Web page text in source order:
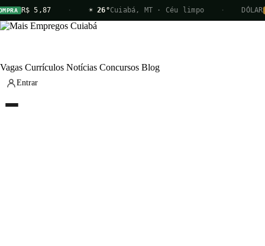
R$ 5,87 ☀ 26°Cuiabá, MT · Céu limpo DÓLAR
Vagas Currículos Notícias Concursos Blog
Entrar